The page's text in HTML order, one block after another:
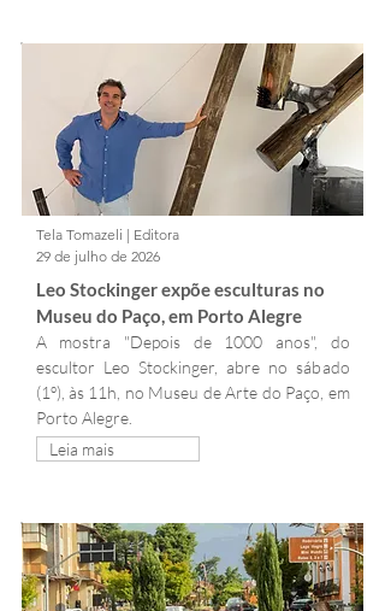
Tela Tomazeli | Editora
29 de julho de 2026
Leo Stockinger expõe esculturas no
Museu do Paço, em Porto Alegre
A mostra "Depois de 1000 anos", do
escultor Leo Stockinger, abre no sábado
(1º), às 11h, no Museu de Arte do Paço, em
Porto Alegre.
Leia mais